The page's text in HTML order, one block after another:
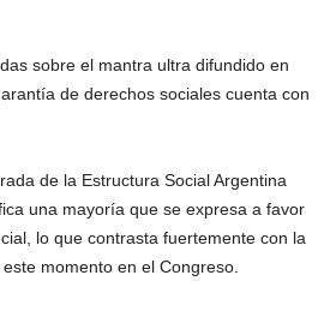
sobre el mantra ultra difundido en
de derechos sociales cuenta con
de la Estructura Social Argentina
una mayoría que se expresa a favor
lo que contrasta fuertemente con la
momento en el Congreso.